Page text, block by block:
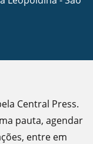
Central Press.
pauta, agendar
entre em